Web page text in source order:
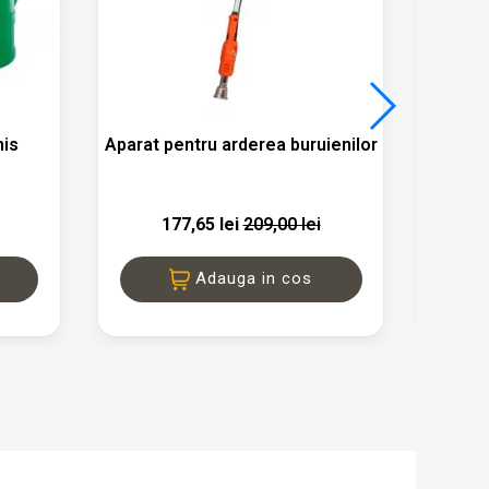
Vizualizare rapida
Aparat pentru arderea buruienilor
177,65 lei209,00 lei
Adauga in cos